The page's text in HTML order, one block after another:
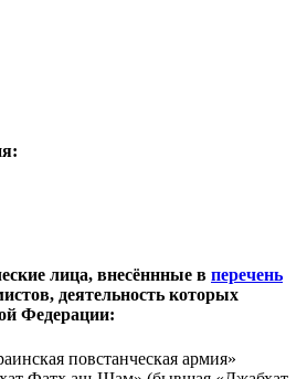
лица, внесённные в перечень
деятельность которых
Федерации:
повстанческая армия»